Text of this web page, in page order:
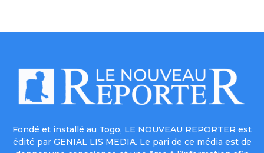
Fondé et installé au Togo, LE NOUVEAU REPORTER est
édité par GENIAL LIS MEDIA. Le pari de ce média est de